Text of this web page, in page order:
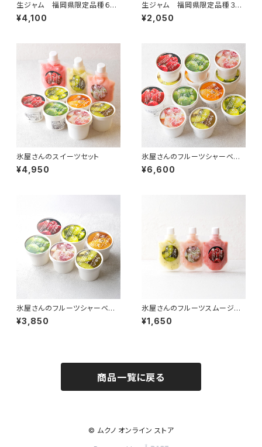
生ジャム 福岡県限定品種６本
セット（あまおう・とよみつひめ・
甘うぃ）
¥4,100
生ジャム 福岡県限定品種３本
セット（あまおう・とよみつひめ・
甘うぃ）
¥2,050
氷屋さんのスイーツセット
¥4,950
氷屋さんのフルーツシャーベット
12個セット
¥6,600
氷屋さんのフルーツシャーベット
6個セット
¥3,850
氷屋さんのフルーツスムージー
3個セット
¥1,650
商品一覧に戻る
© ムクノ オンライン ストア